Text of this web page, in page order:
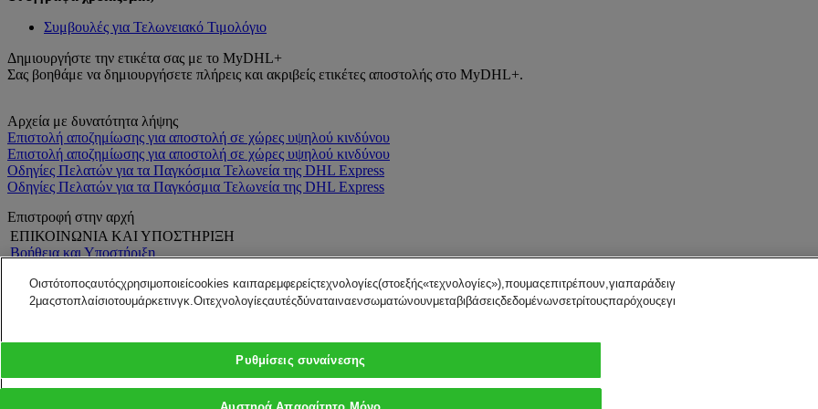
Συμβουλές για Τελωνειακό Τιμολόγιο
Δημιουργήστε την ετικέτα σας με το MyDHL+
Σας βοηθάμε να δημιουργήσετε πλήρεις και ακριβείς ετικέτες αποστολής στο MyDHL+.
Αρχεία με δυνατότητα λήψης
Επιστολή αποζημίωσης για αποστολή σε χώρες υψηλού κινδύνου
Επιστολή αποζημίωσης για αποστολή σε χώρες υψηλού κινδύνου
Οδηγίες Πελατών για τα Παγκόσμια Τελωνεία της DHL Express
Οδηγίες Πελατών για τα Παγκόσμια Τελωνεία της DHL Express
Επιστροφή στην αρχή
ΕΠΙΚΟΙΝΩΝΙΑ ΚΑΙ ΥΠΟΣΤΗΡΙΞΗ
Βοήθεια και Υποστήριξη
Επικοινωνήστε μαζί μας
Βρείτε μια τοποθεσία
Τύπος
Καριέρα
Νομική ειδοποίηση
Οιστότοποςαυτόςχρησιμοποιείcookies
Ρυθμίσεις συναίνεσης